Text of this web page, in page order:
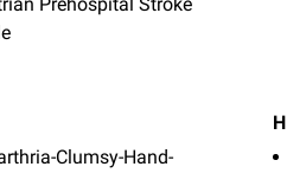
Clumsy-Hand-
H